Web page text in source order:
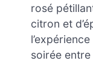
rosé
citron et
soirée entre